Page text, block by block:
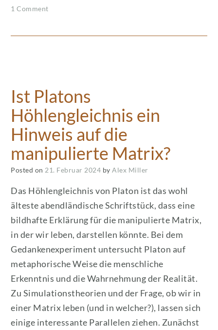
Zyklen
warum?“
1 Comment
Ist Platons
Höhlengleichnis ein
Hinweis auf die
manipulierte Matrix?
Posted on 21. Februar 2024 by Alex Miller
Das Höhlengleichnis von Platon ist das wohl
älteste abendländische Schriftstück, dass eine
bildhafte Erklärung für die manipulierte Matrix,
in der wir leben, darstellen könnte. Bei dem
Gedankenexperiment untersucht Platon auf
metaphorische Weise die menschliche
Erkenntnis und die Wahrnehmung der Realität.
Zu Simulationstheorien und der Frage, ob wir in
einer Matrix leben (und in welcher?), lassen sich
einige interessante Parallelen ziehen. Zunächst